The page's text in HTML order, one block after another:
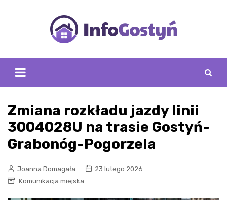
Zmiana rozkładu jazdy linii
3004028U na trasie Gostyń-
Grabonóg-Pogorzela
Joanna Domagała
23 lutego 2026
Komunikacja miejska